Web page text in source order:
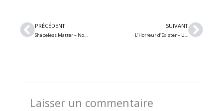
Précédent
PRÉCÉDENT
Shapeless Matter – Nouvelle chanson « Your Last Lullaby » pour la formation heavy/thrash metal saguenéenne
SUIVANT
L’Horreur d’Exister – Un premier EP nommé « Myling » pour le projet black metal montréalais
Laisser un commentaire